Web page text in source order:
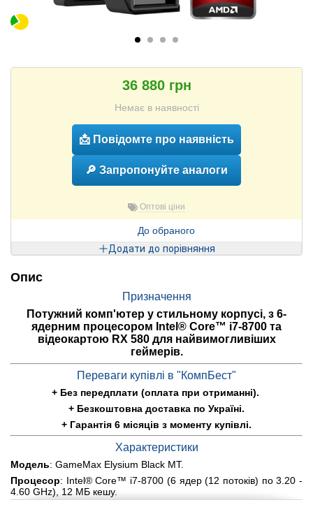
36 880 грн
Немає в наявності
📩 Повідомте про наявність
🔎 Запропонуйте аналоги
Оптові ціни
До обраного
Додати до порівняння
Опис
Призначення
Потужний комп'ютер у стильному корпусі, з 6-
ядерним процесором Intel® Core™ i7-8700 та
відеокартою RX 580 для найвимогливіших
геймерів.
Переваги купівлі в "КомпБест"
+ Без передплати (оплата при отриманні).
+ Безкоштовна доставка по Україні.
+ Гарантія 6 місяців з моменту купівлі.
Характеристики
Модель: GameMax Elysium Black MT.
Процесор: Intel® Core™ i7-8700 (6 ядер (12 потокiв) по 3.20 -
4.60 GHz), 12 МБ кешу.